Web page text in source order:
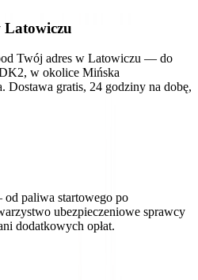
Latowiczu
Twój adres w Latowiczu — do
w okolice Mińska
Dostawa gratis, 24 godziny na dobę,
paliwa startowego po
ubezpieczeniowe sprawcy
dodatkowych opłat.